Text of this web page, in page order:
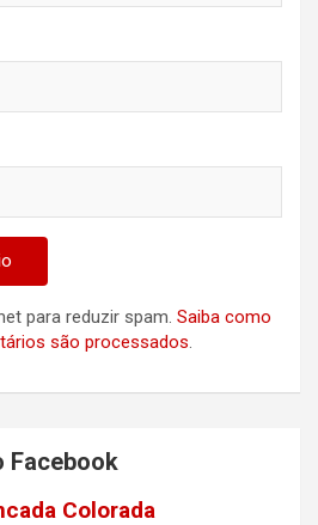
para reduzir spam. Saiba como
são processados.
Facebook
Colorada